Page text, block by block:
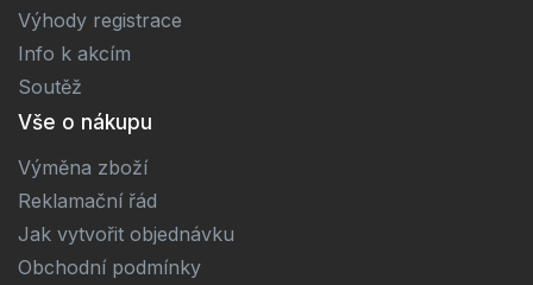
Výhody registrace
Info k akcím
Soutěž
Vše o nákupu
Výměna zboží
Reklamační řád
Jak vytvořit objednávku
Obchodní podmínky